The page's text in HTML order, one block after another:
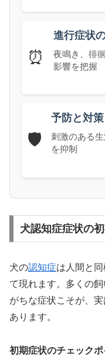
⏰
進行症状
夜鳴き、徘
影響を把握
🛡️
予防と対策
刺激のある
を抑制
犬認知症症状の
犬の認知症は人間と
て現れます。多くの
がちな症状こそが、
あります。
初期症状のチェックポ